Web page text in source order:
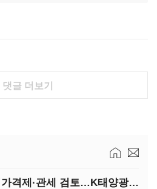
댓글 더보기
미, 폴리실리콘 최저가격제·관세 검토…K태양광 입지 확대 기대